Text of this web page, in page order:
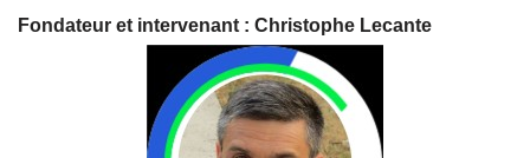
Fondateur et intervenant : Christophe Lecante